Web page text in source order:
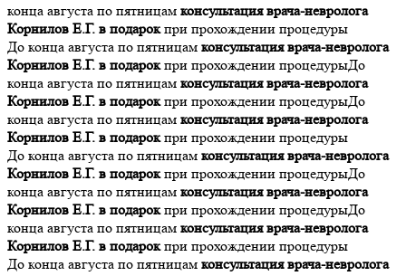
конца августа по пятницам консультация врача-невролога
Корнилов Е.Г. в подарокпри прохождении процедуры
До конца августа по пятницам консультация врача-невролога
Корнилов Е.Г. в подарокпри прохождении процедурыДо
конца августа по пятницам консультация врача-невролога
Корнилов Е.Г. в подарокпри прохождении процедурыДо
конца августа по пятницам консультация врача-невролога
Корнилов Е.Г. в подарокпри прохождении процедуры
До конца августа по пятницам консультация врача-невролога
Корнилов Е.Г. в подарокпри прохождении процедурыДо
конца августа по пятницам консультация врача-невролога
Корнилов Е.Г. в подарокпри прохождении процедурыДо
конца августа по пятницам консультация врача-невролога
Корнилов Е.Г. в подарокпри прохождении процедуры
До конца августа по пятницам консультация врача-невролога